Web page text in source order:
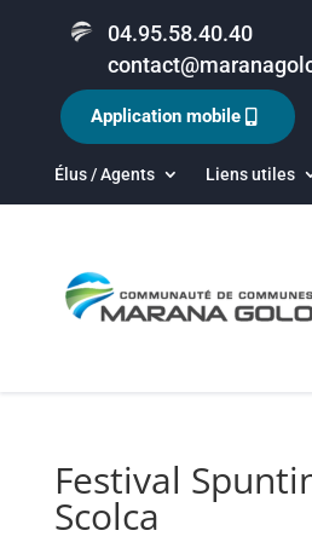
04.95.58.40.40
Élus / Agents Liens utiles
Application mobile
Festival
Scolca